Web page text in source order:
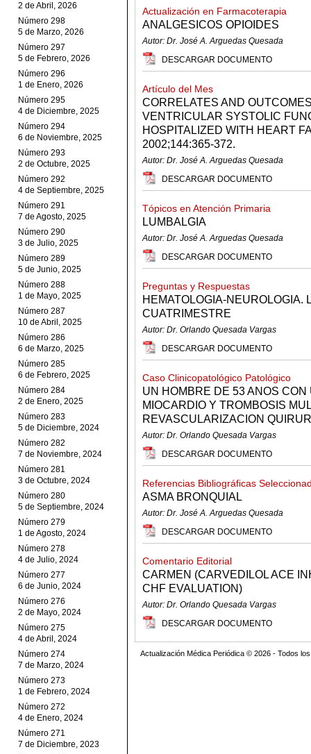
2 de Abril, 2026
Número 298
5 de Marzo, 2026
Número 297
5 de Febrero, 2026
Número 296
1 de Enero, 2026
Número 295
4 de Diciembre, 2025
Número 294
6 de Noviembre, 2025
Número 293
2 de Octubre, 2025
Número 292
4 de Septiembre, 2025
Número 291
7 de Agosto, 2025
Número 290
3 de Julio, 2025
Número 289
5 de Junio, 2025
Número 288
1 de Mayo, 2025
Número 287
10 de Abril, 2025
Número 286
6 de Marzo, 2025
Número 285
6 de Febrero, 2025
Número 284
2 de Enero, 2025
Número 283
5 de Diciembre, 2024
Número 282
7 de Noviembre, 2024
Número 281
3 de Octubre, 2024
Número 280
5 de Septiembre, 2024
Número 279
1 de Agosto, 2024
Número 278
4 de Julio, 2024
Número 277
6 de Junio, 2024
Número 276
2 de Mayo, 2024
Número 275
4 de Abril, 2024
Número 274
7 de Marzo, 2024
Número 273
1 de Febrero, 2024
Número 272
4 de Enero, 2024
Número 271
7 de Diciembre, 2023
Actualización en Farmacoterapia
ANALGESICOS OPIOIDES
Autor: Dr. José A. Arguedas Quesada
DESCARGAR DOCUMENTO
Artículo del Mes
CORRELATES AND
VENTRICULAR SYSTOLIC
HOSPITALIZED WITH HEART
2002;144:365-372.
Autor: Dr. José A. Arguedas Quesada
DESCARGAR DOCUMENTO
Tópicos en Atención Primaria
LUMBALGIA
Autor: Dr. José A. Arguedas Quesada
DESCARGAR DOCUMENTO
Preguntas y Respuestas
HEMATOLOGIA-NEUROLOGIA.
CUATRIMESTRE
Autor: Dr. Orlando Quesada Vargas
DESCARGAR DOCUMENTO
Caso Clinicopatológico Patológico
UN HOMBRE DE 53 ANOS
MIOCARDIO Y TROMBOSIS
REVASCULARIZACION
Autor: Dr. Orlando Quesada Vargas
DESCARGAR DOCUMENTO
Referencias Bibliográficas
ASMA BRONQUIAL
Autor: Dr. José A. Arguedas Quesada
DESCARGAR DOCUMENTO
Comentario Editorial
CARMEN (CARVEDILOL ACE
CHF EVALUATION)
Autor: Dr. Orlando Quesada Vargas
DESCARGAR DOCUMENTO
Actualización Médica Periódica © 2026 - Todos